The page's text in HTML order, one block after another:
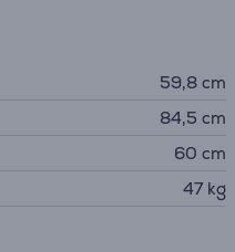
59,8 cm
84,5 cm
60 cm
47 kg